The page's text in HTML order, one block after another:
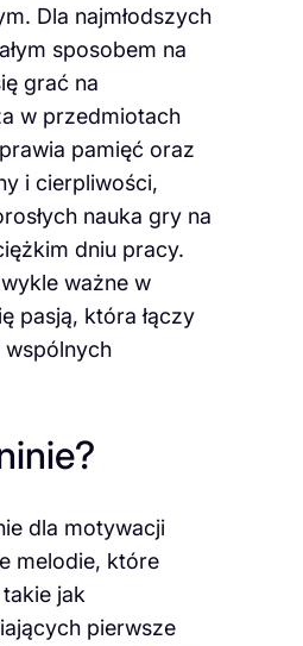
Dla najmłodszych
sposobem na
grać na
w przedmiotach
pamięć oraz
i cierpliwości,
nauka gry na
dniu pracy.
ważne w
pasją, która łączy
wspólnych
dla motywacji
melodie, które
jak
pierwsze